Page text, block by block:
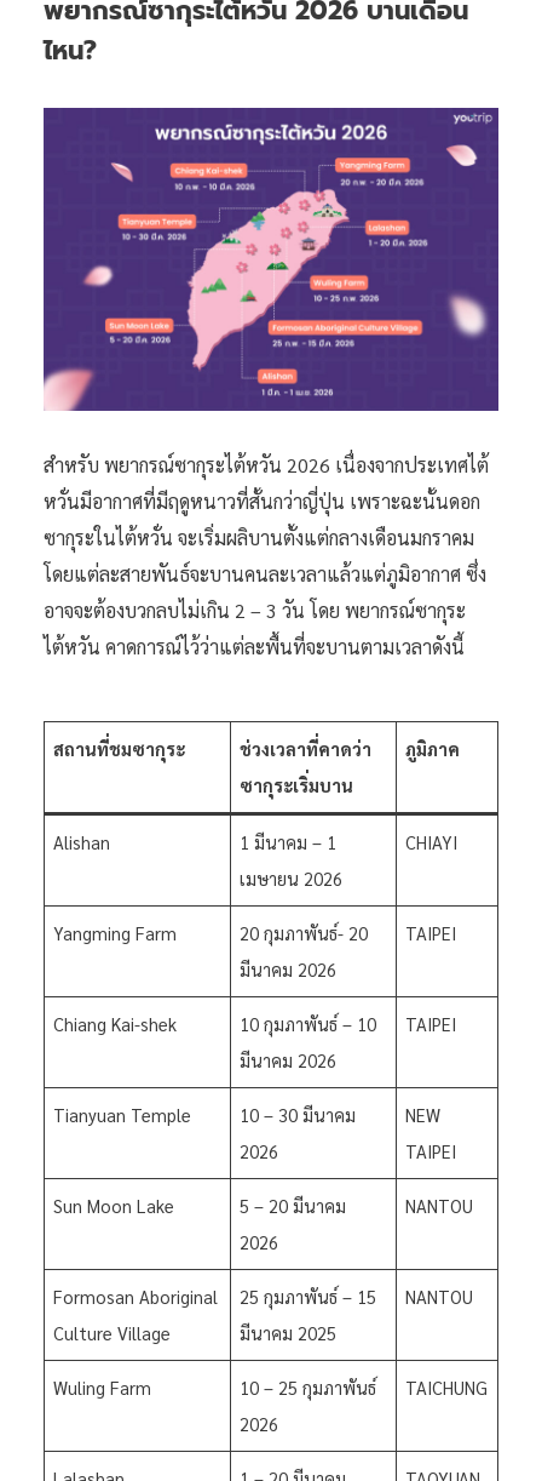
พยากรณ์ซากุระไต้หวัน 2026 บานเดือน
ไหน?
สำหรับ พยากรณ์ซากุระไต้หวัน 2026 เนื่องจากประเทศไต้
หวั่นมีอากาศที่มีฤดูหนาวที่สั้นกว่าญี่ปุ่น เพราะฉะนั้นดอก
ซากุระในไต้หวั่น จะเริ่มผลิบานตั้งแต่กลางเดือนมกราคม
โดยแต่ละสายพันธ์จะบานคนละเวลาแล้วแต่ภูมิอากาศ ซึ่ง
อาจจะต้องบวกลบไม่เกิน 2 – 3 วัน โดย พยากรณ์ซากุระ
ไต้หวัน คาดการณ์ไว้ว่าแต่ละพื้นที่จะบานตามเวลาดังนี้
สถานที่ชมซากุระ
ช่วงเวลาที่คาดว่า
ซากุระเริ่มบาน
ภูมิภาค
Alishan
1 มีนาคม – 1
เมษายน 2026
CHIAYI
Yangming Farm
20 กุมภาพันธ์- 20
มีนาคม 2026
TAIPEI
Chiang Kai-shek
10 กุมภาพันธ์ – 10
มีนาคม 2026
TAIPEI
Tianyuan Temple
10 – 30 มีนาคม
2026
NEW
TAIPEI
Sun Moon Lake
5 – 20 มีนาคม
2026
NANTOU
Formosan Aboriginal
Culture Village
25 กุมภาพันธ์ – 15
มีนาคม 2025
NANTOU
Wuling Farm
10 – 25 กุมภาพันธ์
2026
TAICHUNG